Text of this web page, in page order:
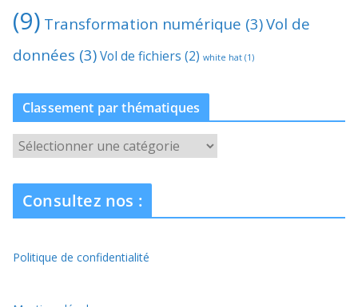
(9) Transformation numérique (3)Vol de
données (3)Vol de fichiers (2) white hat (1)
Classement par thématiques
l
a
s
m
n
Consultez nos :
Politique de confidentialité